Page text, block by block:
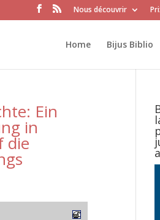
Nous découvrir
Home Bijus Biblio
Ein
in
die